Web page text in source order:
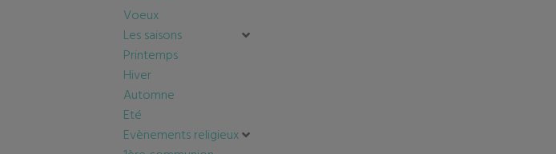
Voeux
Les saisons
Printemps
Hiver
Automne
Eté
Evènements religieux